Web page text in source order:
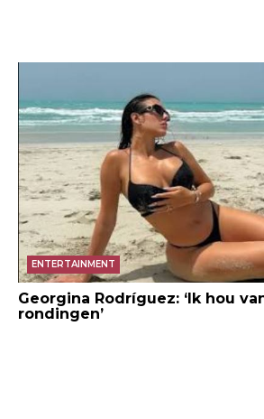
ENTERTAINMENT
Georgina Rodríguez: ‘Ik hou
rondingen’